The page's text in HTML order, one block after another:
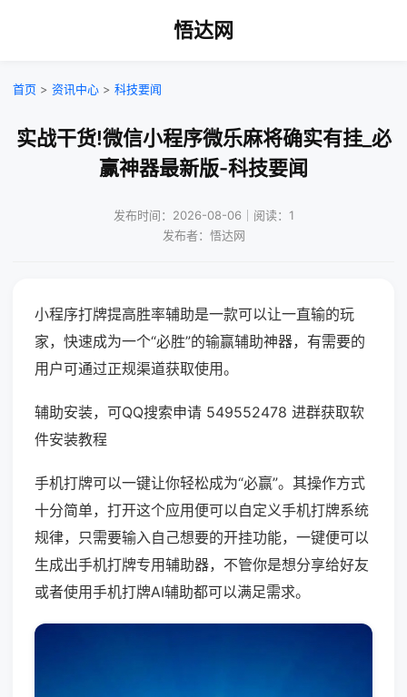
悟达网
首页 > 资讯中心 > 科技要闻
实战干货!微信小程序微乐麻将确实有挂_必
赢神器最新版-科技要闻
发布时间：2026-08-06｜阅读：1
发布者：悟达网
小程序打牌提高胜率辅助是一款可以让一直输的玩
家，快速成为一个“必胜”的输赢辅助神器，有需要的
用户可通过正规渠道获取使用。
辅助安装，可QQ搜索申请 549552478 进群获取软
件安装教程
手机打牌可以一键让你轻松成为“必赢”。其操作方式
十分简单，打开这个应用便可以自定义手机打牌系统
规律，只需要输入自己想要的开挂功能，一键便可以
生成出手机打牌专用辅助器，不管你是想分享给好友
或者使用手机打牌AI辅助都可以满足需求。